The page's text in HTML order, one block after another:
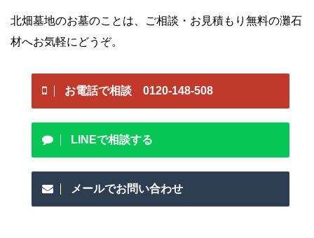
北畑墓地のお墓のことは、ご相談・お見積もり無料の灘石
材へお気軽にどうぞ。
お電話で相談 0120-148-508
LINEで相談する
メールでお問い合わせ